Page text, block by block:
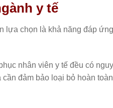
y tế
lựa chọn là khả năng đáp ứng
nhân viên y tế đều có nguy
đảm bảo loại bỏ hoàn toàn